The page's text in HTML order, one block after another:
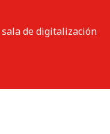
de digitalización